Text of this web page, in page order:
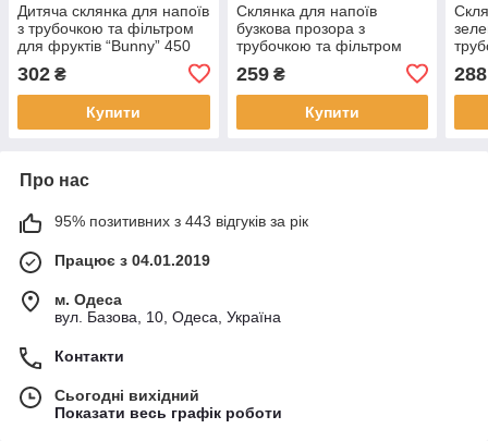
Дитяча склянка для напоїв
з трубочкою та фільтром
для фруктів “Bunny” 450
302 ₴
Купити
Склянка для напоїв
бузкова прозора з
трубочкою та фільтром
259₴
Купити
288
Про нас
95% позитивних з 443 відгуків за рік
Працює з 04.01.2019
м. Одеса
вул. Базова, 10, Одеса, Україна
Контакти
Сьогодні вихідний
Показати весь графік роботи